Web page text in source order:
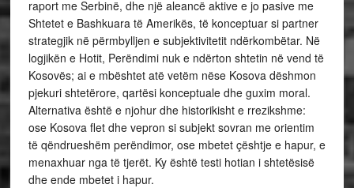
raport me Serbinë, dhe një aleancë aktive e jo pasive me
Shtetet e Bashkuara të Amerikës, të konceptuar si partner
strategjik në përmbylljen e subjektivitetit ndërkombëtar. Në
logjikën e Hotit, Perëndimi nuk e ndërton shtetin në vend të
Kosovës; ai e mbështet atë vetëm nëse Kosova dëshmon
pjekuri shtetërore, qartësi konceptuale dhe guxim moral.
Alternativa është e njohur dhe historikisht e rrezikshme:
ose Kosova flet dhe vepron si subjekt sovran me orientim
të qëndrueshëm perëndimor, ose mbetet çështje e hapur, e
menaxhuar nga të tjerët. Ky është testi hotian i shtetësisë
dhe ende mbetet i hapur.